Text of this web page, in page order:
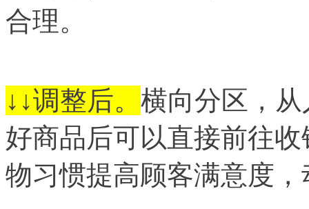
合理。
↓↓调整后。 横向分区，
好商品后可以直接前往
物习惯提高顾客满意度